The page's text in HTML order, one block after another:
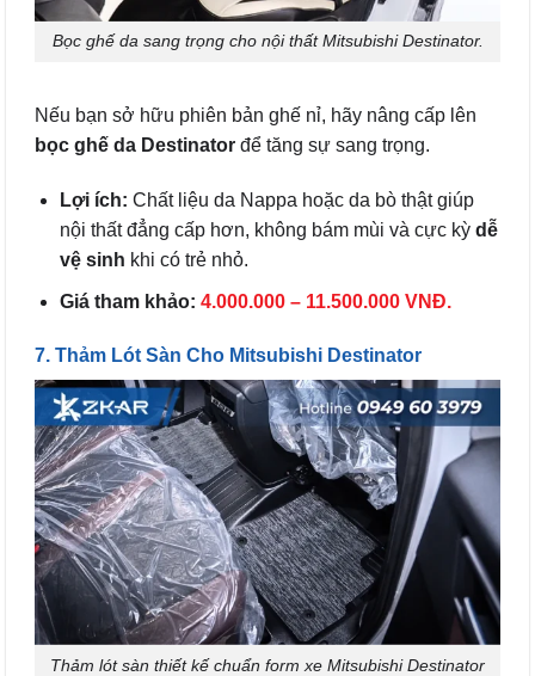
Bọc ghế da sang trọng cho nội thất Mitsubishi Destinator.
Nếu bạn sở hữu phiên bản ghế nỉ, hãy nâng cấp lên
bọc ghế da Destinator để tăng sự sang trọng.
Lợi ích: Chất liệu da Nappa hoặc da bò thật giúp
nội thất đẳng cấp hơn, không bám mùi và cực kỳ dễ
vệ sinh khi có trẻ nhỏ.
Giá tham khảo: 4.000.000 – 11.500.000 VNĐ.
7. Thảm Lót Sàn Cho Mitsubishi Destinator
Thảm lót sàn thiết kế chuẩn form xe Mitsubishi Destinator